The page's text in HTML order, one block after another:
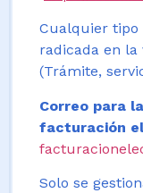
Cualquier tipo
radicada en
(Trámite,
Correo para
facturación
Solo se